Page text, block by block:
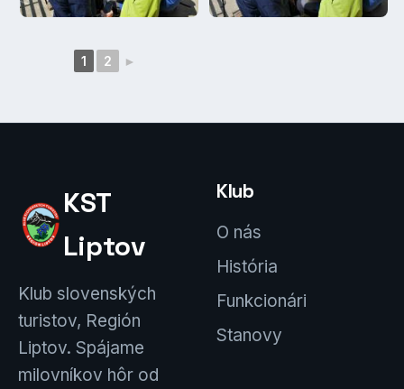
1 2 ►
KST
Liptov
Klub slovenských
turistov, Región
Liptov. Spájame
milovníkov hôr od
Klub
O nás
História
Funkcionári
Stanovy